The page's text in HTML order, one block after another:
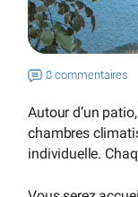
8 commentaires
Autour d’un
chambres
individuelle.